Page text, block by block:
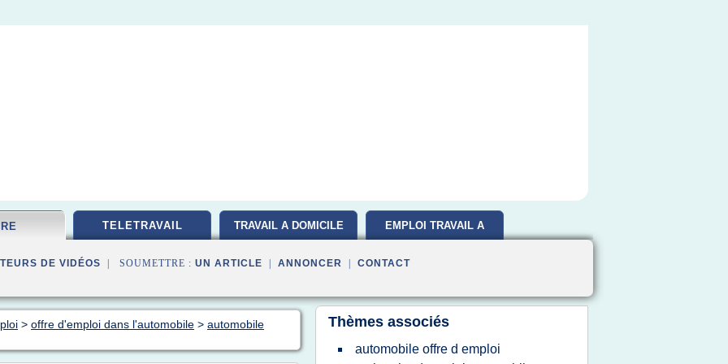
TELETRAVAIL TRAVAIL A DOMICILE EMPLOI TRAVAIL A
DE VIDÉOS | SOUMETTRE : UN ARTICLE ANNONCER CONTACT
> offre d'emploi dans l'automobile > automobile Thèmes associés
automobile offre d emploi